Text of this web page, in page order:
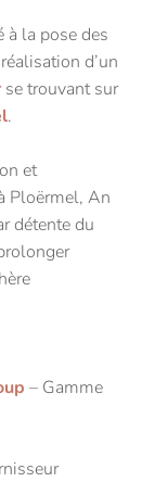
à la pose des
d’un
se trouvant sur
.
et
Ploërmel, An
détente du
– Gamme